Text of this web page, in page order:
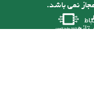
نمی باشد.